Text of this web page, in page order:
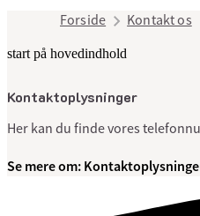
Forside Kontakt os
start på hovedindhold
Kontaktoplysninger
Her kan du finde vores
Se mere om: